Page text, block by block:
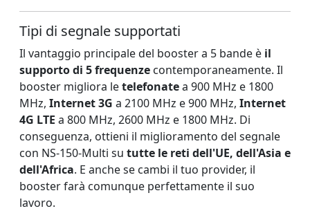
Tipi di segnale supportati
Il vantaggio principale del booster a 5 bande è il
supporto di 5 frequenze contemporaneamente. Il
booster migliora letelefonatea 900 MHz e 1800
MHz, Internet 3G a 2100 MHz e 900 MHz, Internet
4G LTE a 800 MHz, 2600 MHz e 1800 MHz. Di
conseguenza, ottieni il miglioramento del segnale
con NS-150-Multi su tutte le reti dell'UE, dell'Asia e
dell'Africa. E anche se cambi il tuo provider, il
booster farà comunque perfettamente il suo
lavoro.